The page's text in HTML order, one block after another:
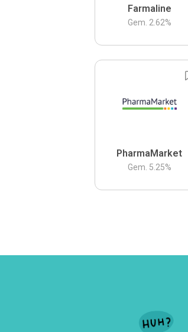
Farmaline
Gem. 2.62%
PharmaMarket
Gem. 5.25%